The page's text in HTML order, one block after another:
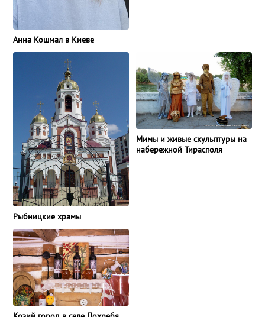
Анна Кошмал в Киеве
Рыбницкие храмы
Мимы и живые скульптуры на
набережной Тирасполя